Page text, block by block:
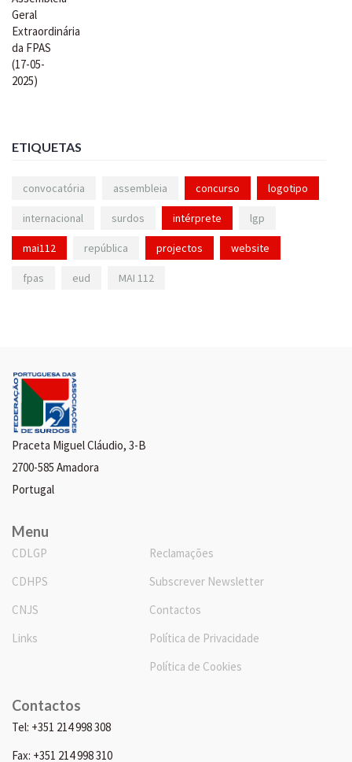
ETIQUETAS
convocatória assembleia concurso logotipo
internacional surdos intérprete lgp
mai112 república projectos website
fpas eud MAI 112
Praceta Miguel Cláudio, 3-B
2700-585 Amadora
Portugal
Menu
CDLGP
CDHPS
CNJS
Links
Reclamações
Subscrever Newsletter
Contactos
Política de Privacidade
Política de Cookies
Contactos
Tel: +351 214 998 308
Fax: +351 214 998 310